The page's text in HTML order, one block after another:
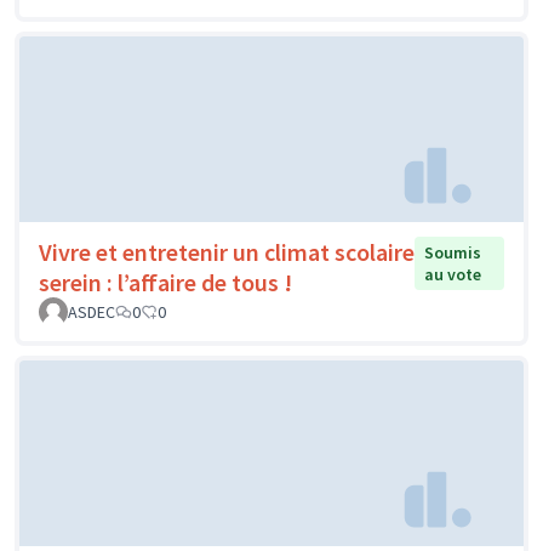
Vivre et entretenir un climat scolaire
serein : l’affaire de tous !
Soumis
au vote
ASDEC
0 0